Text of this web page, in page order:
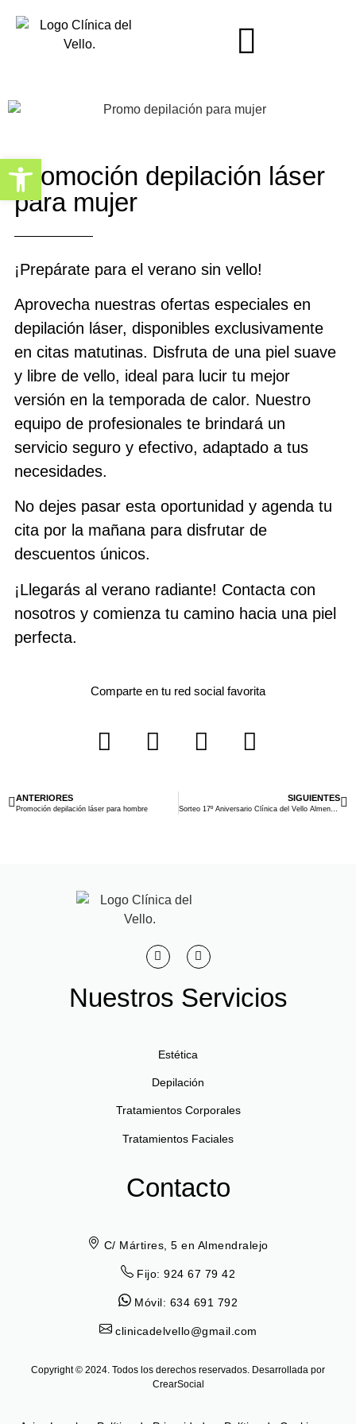
Abrir barra de herramientas
Promoción depilación láser
para mujer
¡Prepárate para el verano sin vello!
Aprovecha nuestras ofertas especiales en
depilación láser, disponibles exclusivamente
en citas matutinas. Disfruta de una piel suave
y libre de vello, ideal para lucir tu mejor
versión en la temporada de calor. Nuestro
equipo de profesionales te brindará un
servicio seguro y efectivo, adaptado a tus
necesidades.
No dejes pasar esta oportunidad y agenda tu
cita por la mañana para disfrutar de
descuentos únicos.
¡Llegarás al verano radiante! Contacta con
nosotros y comienza tu camino hacia una piel
perfecta.
Comparte en tu red social favorita
ANTERIORES
Promoción depilación láser para hombre
SIGUIENTES
Sorteo 17º Aniversario Clínica del Vello Almendralejo
Nuestros Servicios
Estética
Depilación
Tratamientos Corporales
Tratamientos Faciales
Contacto
C/ Mártires, 5 en Almendralejo
Fijo: 924 67 79 42
Móvil: 634 691 792
clinicadelvello@gmail.com
Copyright © 2024. Todos los derechos reservados. Desarrollada por
CrearSocial